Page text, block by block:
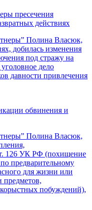
пресечения
действиях
Полина Власюк,
добилась изменения
под стражу на
дело
давности привлечения
обвинения и
Полина Власюк,
126 УК РФ (похищение
предварительному
для жизни или
предметов,
побуждений),